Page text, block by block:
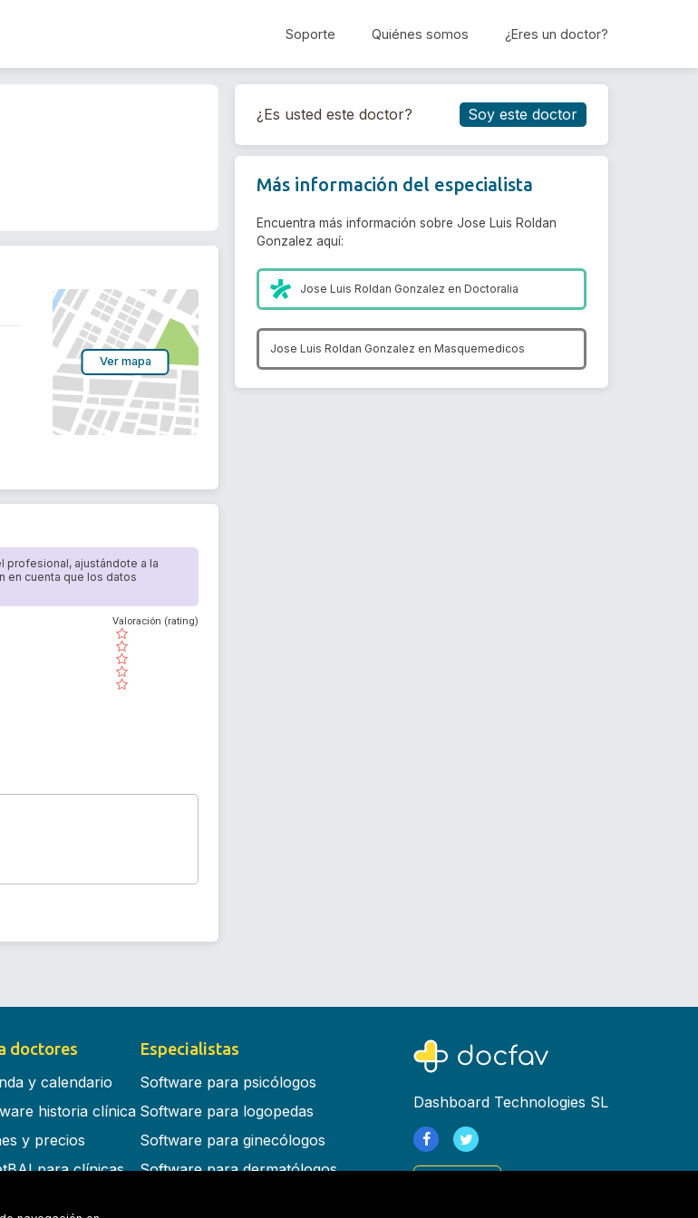
Soporte Quiénes somos ¿Eres un doctor?
Reservar cita
Ver mapa
profesional, ajustándote a la
en cuenta que los datos
( )
( )
( )
( )
( )
Valoración (rating)
¿Es usted este doctor? Soy este doctor
Más información del especialista
Encuentra más información sobre Jose Luis Roldan
Gonzalez aquí:
Jose Luis Roldan Gonzalez enDoctoralia
Jose Luis Roldan Gonzalez en Masquemedicos
doctores
y calendario
historia clínica
y precios
para clínicas
Especialistas
Software para psicólogos
Software para logopedas
Software para ginecólogos
Software para dermatólogos
Dashboard Technologies SL